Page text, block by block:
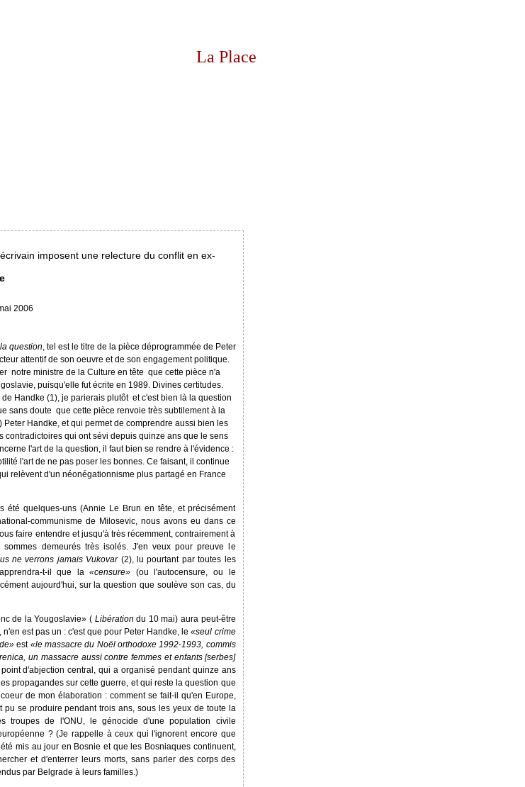
La Place
imposent une relecture du conflit en ex-
2006
question, tel est le titre de la pièce déprogrammée de Peter
attentif de son oeuvre et de son engagement politique.
notre ministre de la Culture en tête ­ que cette pièce n'a
puisqu'elle fut écrite en 1989. Divines certitudes.
Handke (1), je parierais plutôt ­ et c'est bien là la question
sans doute ­ que cette pièce renvoie très subtilement à la
Handke, et qui permet de comprendre aussi bien les
contradictoires qui ont sévi depuis quinze ans que le sens
l'art de la question, il faut bien se rendre à l'évidence :
l'art de ne pas poser les bonnes. Ce faisant, il continue
relèvent d'un néonégationnisme plus partagé en France
été quelques-uns (Annie Le Brun en tête, et précisément
communisme de Milosevic, nous avons eu dans ce
faire entendre et jusqu'à très récemment, contrairement à
demeurés très isolés. J'en veux pour preuve le
ne verrons jamais Vukovar (2), lu pourtant par toutes les
t-il que la«censure» (ou l'autocensure, ou le
aujourd'hui, sur la question que soulève son cas, du
de la Yougoslavie» ( Libérationdu 10 mai) aura peut-être
est pas un : c'est que pour Peter Handke, le«seul crime
est «le massacre du Noël orthodoxe 1992-1993, commis
un massacre aussi contre femmes et enfants [serbes]
d'abjection central, qui a organisé pendant quinze ans
propagandes sur cette guerre, et qui reste la question que
de mon élaboration : comment se fait-il qu'en Europe,
pu se produire pendant trois ans, sous les yeux de toute la
troupes de l'ONU, le génocide d'une population civile
? (Je rappelle à ceux qui l'ignorent encore que
mis au jour en Bosnie et que les Bosniaques continuent,
et d'enterrer leurs morts, sans parler des corps des
par Belgrade à leurs familles.)